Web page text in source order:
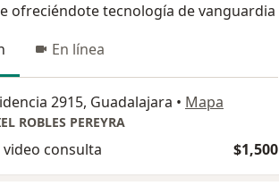
ofreciéndote tecnología de vanguardia
En línea
2915, Guadalajara • Mapa
ROBLES PEREYRA
video consulta $1,500